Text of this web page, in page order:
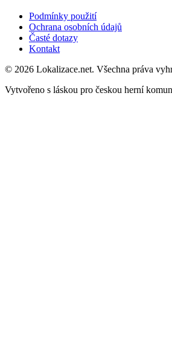
Podmínky použití
Ochrana osobních údajů
Časté dotazy
Kontakt
© 2026 Lokalizace.net. Všechna práva
Vytvořeno s láskou pro českou herní